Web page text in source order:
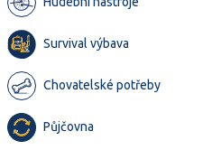
Survival výbava
Chovatelské potřeby
Půjčovna